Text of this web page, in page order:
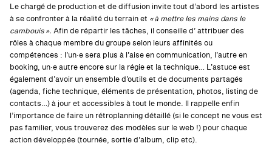
Le chargé de production et de diffusion invite tout d’abord les artistes
à se confronter à la réalité du terrain et « à mettre les mains dans le
cambouis ». Afin de répartir les tâches, il conseille d’ attribuer des
rôles à chaque membre du groupe selon leurs affinités ou
compétences : l’un·e sera plus à l’aise en communication, l’autre en
booking, un·e autre encore sur la régie et la technique… L’astuce est
également d’avoir un ensemble d’outils et de documents partagés
(agenda, fiche technique, éléments de présentation, photos, listing de
contacts…) à jour et accessibles à tout le monde. Il rappelle enfin
l’importance de faire un rétroplanning détaillé (si le concept ne vous est
pas familier, vous trouverez des modèles sur le web !) pour chaque
action développée (tournée, sortie d’album, clip etc).